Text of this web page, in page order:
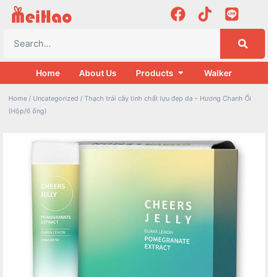
Home About Us Products Walker
Home / Uncategorized / Thạch trái cây tinh chất lựu đẹp da – Hương Chanh Ổi
(Hộp/6 ống)